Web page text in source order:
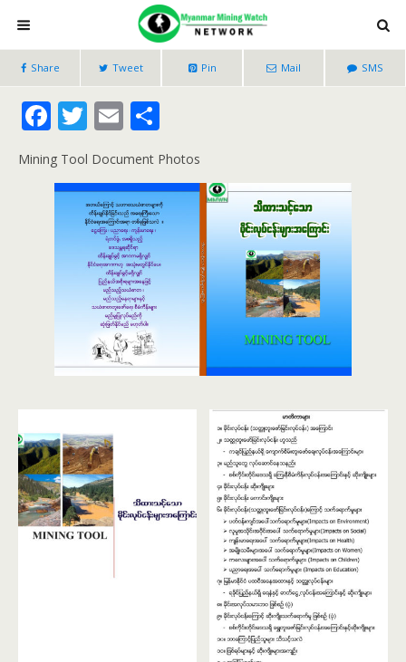
Share Tweet Pin Mail SMS
F
ac
e
b
o
o
k
T
w
itt
er
E
ai
l
h
ar
e
Mining Tool Document Photos